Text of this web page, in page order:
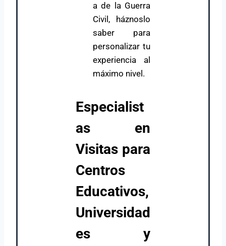
a de la Guerra
Civil, háznoslo
saber para
personalizar tu
experiencia al
máximo nivel.
Especialist
as en
Visitas para
Centros
Educativos,
Universidad
es y